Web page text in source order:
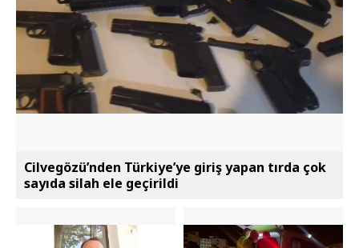
Cilvegözü’nden Türkiye’ye giriş yapan tırda çok
sayıda silah ele geçirildi